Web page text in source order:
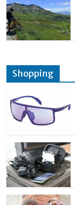
Shopping